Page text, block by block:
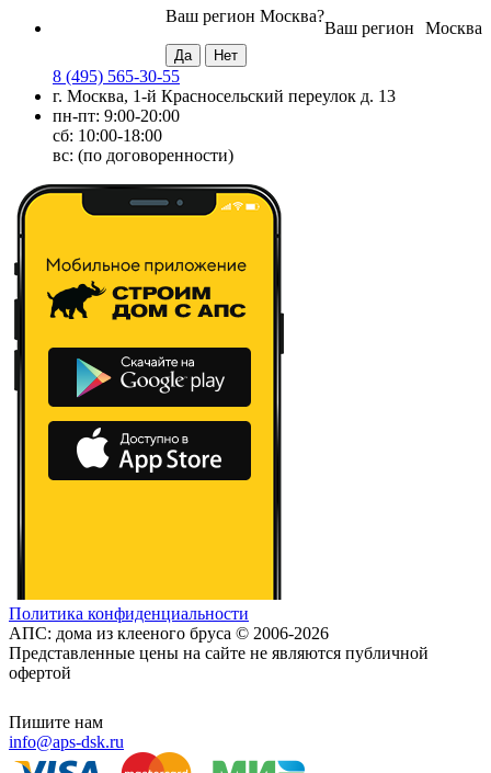
Москва
Ваш регион
Ваш регион Москва?
8 (495) 565-30-55
г. Москва, 1-й Красносельский переулок д. 13
пн-пт: 9:00-20:00
сб: 10:00-18:00
вс: (по договоренности)
Политика конфиденциальности
АПС: дома из клееного бруса © 2006-2026
Представленные цены на сайте не являются публичной
офертой
Пишите нам
info@aps-dsk.ru